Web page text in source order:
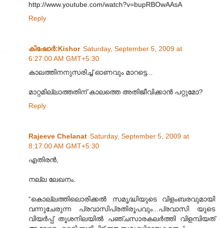
http://www.youtube.com/watch?v=bupRBOwAAsA
Reply
കിഷോർ‍:Kishor Saturday, September 5, 2009 at
6:27:00 AM GMT+5:30
കാലത്തിനനുസരിച്ച് ഓണവും മാറട്ടെ...
മാറ്റമില്ലാത്തതിന് കാലത്തെ അതിജീവിക്കാൻ പറ്റുമോ?
Reply
Rajeeve Chelanat Saturday, September 5, 2009 at
8:17:00 AM GMT+5:30
എതിരന്‍,
നല്ല ലേഖനം.
“കൊല്ലത്തിലൊരിക്കല്‍ സമൃദ്ധിയുടെ വിളംബരവുമായി
വന്നുചേരുന്ന പ്രവാസിപ്രതിരൂപവും...പ്രവാസി യുടെ
വിയർപ്പ് തൂശനിലയില്‍ പഞ്ചസാരകലര്‍ത്തി വിളമ്പിയത്